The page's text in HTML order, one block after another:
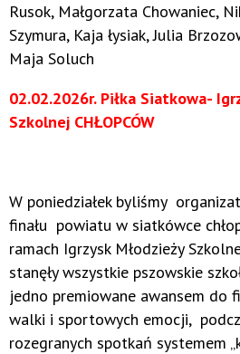
Rusok, Małgorzata Chowaniec,
Szymura, Kaja łysiak, Julia
Maja Soluch
02.02.2026r. Piłka Siatkowa-
Szkolnej CHŁOPCÓW
W poniedziałek byliśmy
finału powiatu w siatkówce
ramach Igrzysk Młodzieży
stanęły wszystkie pszowskie
jedno premiowane awansem do
walki i sportowych emocji,
rozegranych spotkań systemem